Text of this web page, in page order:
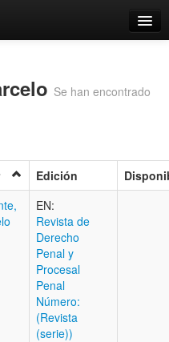
Se han encontrado
Edición
EN:
Revista de
Derecho
Penal y
Procesal
Penal
Número:
(Revista
(serie))